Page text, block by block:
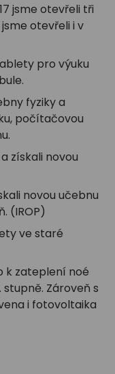
jsme otevřeli tři
otevřeli i v
pro výuku
fyziky a
počítačovou
získali novou
novou učebnu
(IROP)
ve staré
k zateplení noé
Zároveň s
i fotovoltaika